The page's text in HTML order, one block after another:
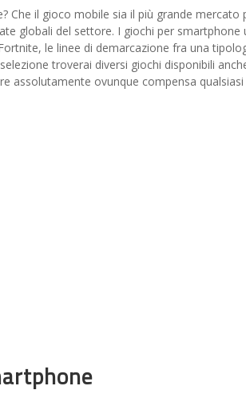
Che il gioco mobile sia il più grande
globali del settore. I giochi per
le linee di demarcazione fra una
troverai diversi giochi disponibili
assolutamente ovunque compensa